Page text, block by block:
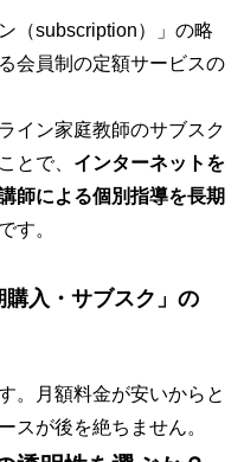
（subscription）」の略
会員制の定額サービスの
イン家庭教師のサブスク
とで、 インターネットを
師による個別指導を長期
す。
購入・サブスク」の
。月額料金が安いからと
スが後を絶ちません。